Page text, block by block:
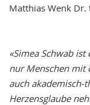
Matthias Wenk
«Simea Schwab
nur Menschen mit
auch akademisch-
Herzensglaube